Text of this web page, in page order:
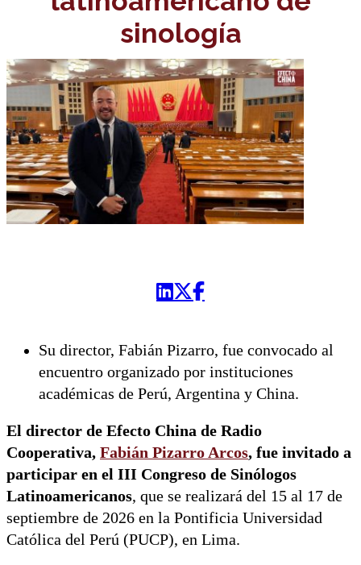
sinología
Su director, Fabián Pizarro, fue convocado al
encuentro organizado por instituciones
académicas de Perú, Argentina y China.
El director de Efecto China de Radio
Cooperativa, Fabián Pizarro Arcos, fue invitado a
participar en el III Congreso de Sinólogos
Latinoamericanos, que se realizará del 15 al 17 de
septiembre de 2026 en la Pontificia Universidad
Católica del Perú (PUCP), en Lima.